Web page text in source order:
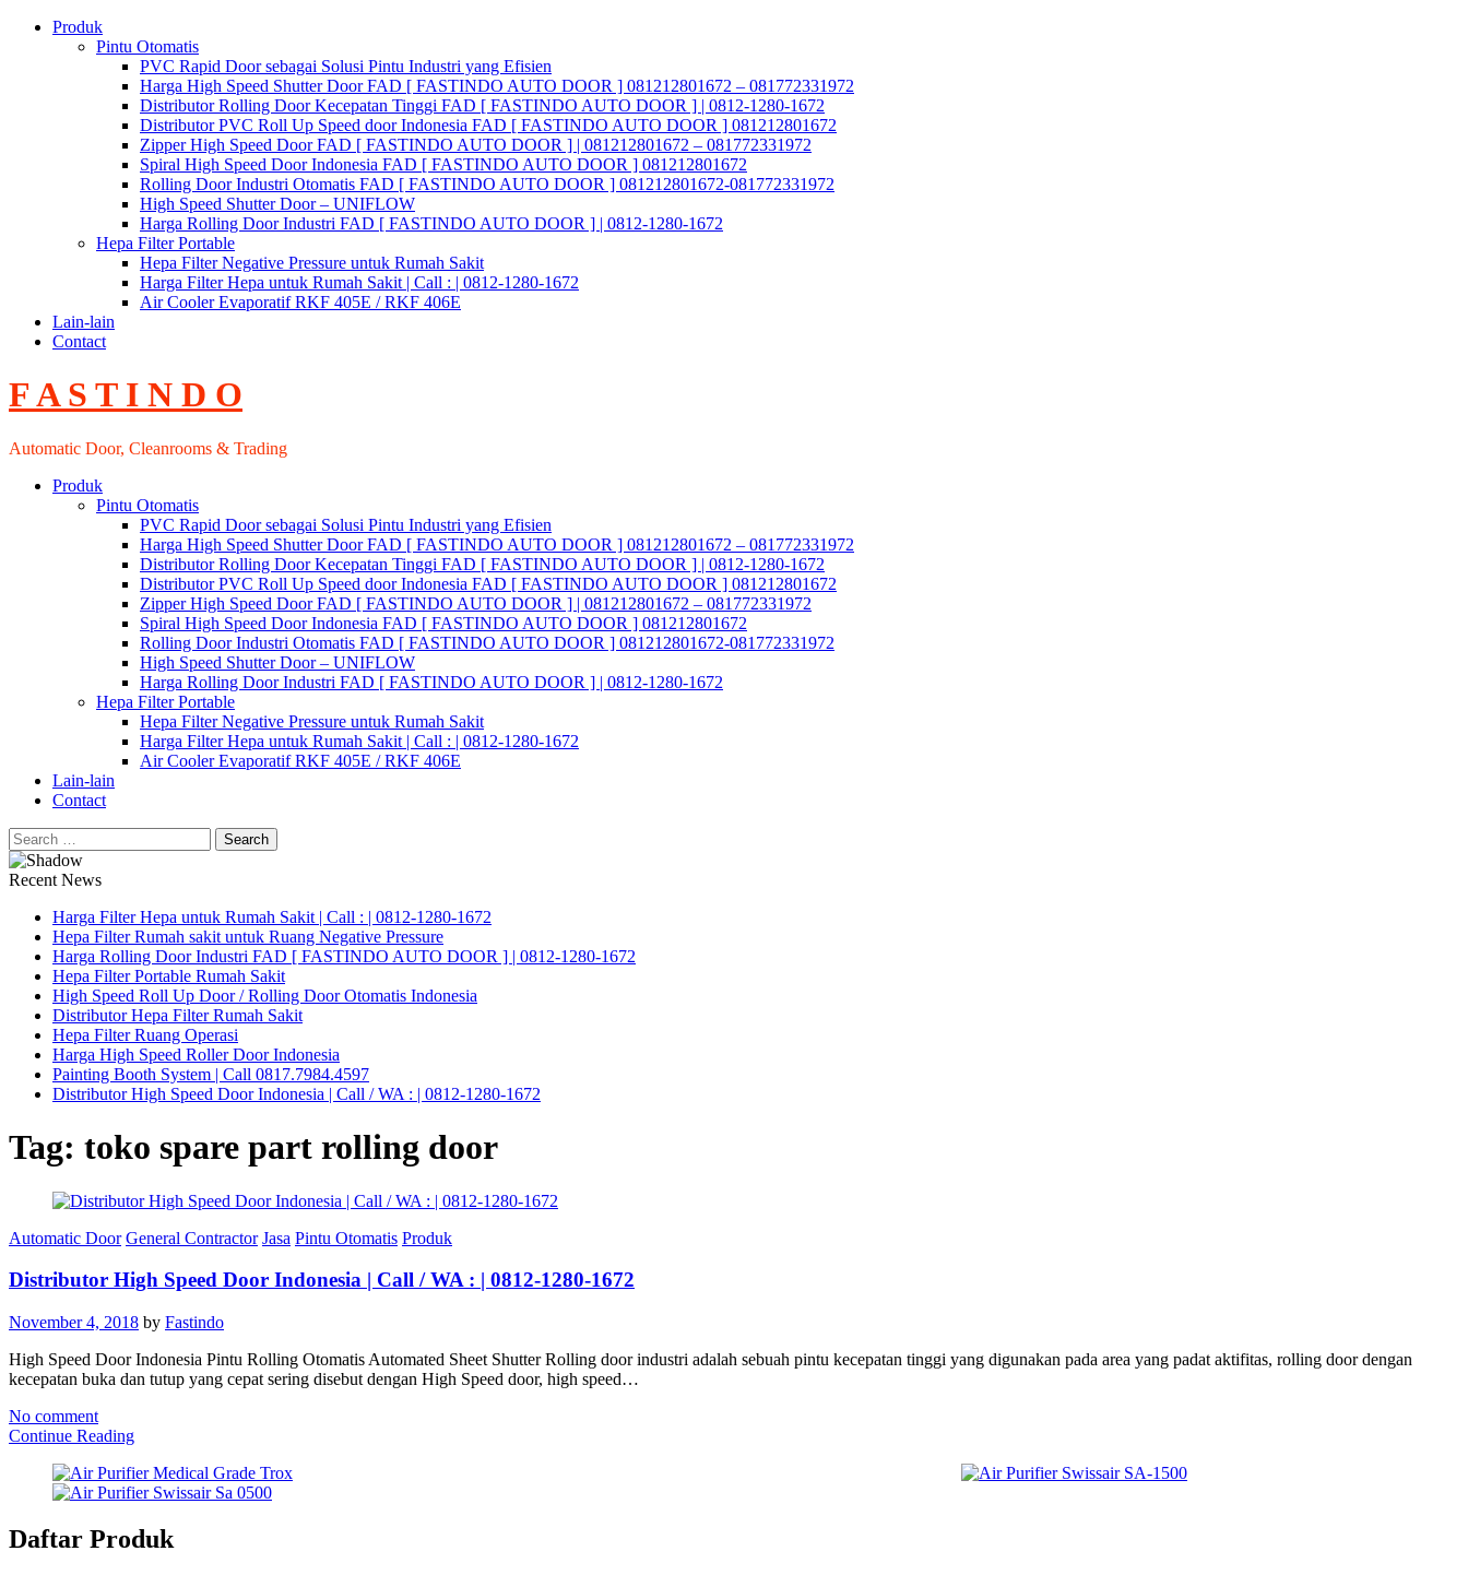
Skip
Produk
Pintu Otomatis
PVC Rapid Door sebagai Solusi Pintu Industri yang Efisien
Harga High Speed Shutter Door FAD [ FASTINDO AUTO DOOR ] 081212801672 – 081772331972
Distributor Rolling Door Kecepatan Tinggi FAD [ FASTINDO AUTO DOOR ] | 0812-1280-1672
Distributor PVC Roll Up Speed door Indonesia FAD [ FASTINDO AUTO DOOR ] 081212801672
Zipper High Speed Door FAD [ FASTINDO AUTO DOOR ] | 081212801672 – 081772331972
Spiral High Speed Door Indonesia FAD [ FASTINDO AUTO DOOR ] 081212801672
Rolling Door Industri Otomatis FAD [ FASTINDO AUTO DOOR ] 081212801672-081772331972
High Speed Shutter Door – UNIFLOW
Harga Rolling Door Industri FAD [ FASTINDO AUTO DOOR ] | 0812-1280-1672
Hepa Filter Portable
Hepa Filter Negative Pressure untuk Rumah Sakit
Harga Filter Hepa untuk Rumah Sakit | Call : | 0812-1280-1672
Air Cooler Evaporatif RKF 405E / RKF 406E
Lain-lain
Contact
F A S T I N D O
Automatic Door, Cleanrooms & Trading
Produk
Pintu Otomatis
PVC Rapid Door sebagai Solusi Pintu Industri yang Efisien
Harga High Speed Shutter Door FAD [ FASTINDO AUTO DOOR ] 081212801672 – 081772331972
Distributor Rolling Door Kecepatan Tinggi FAD [ FASTINDO AUTO DOOR ] | 0812-1280-1672
Distributor PVC Roll Up Speed door Indonesia FAD [ FASTINDO AUTO DOOR ] 081212801672
Zipper High Speed Door FAD [ FASTINDO AUTO DOOR ] | 081212801672 – 081772331972
Spiral High Speed Door Indonesia FAD [ FASTINDO AUTO DOOR ] 081212801672
Rolling Door Industri Otomatis FAD [ FASTINDO AUTO DOOR ] 081212801672-081772331972
High Speed Shutter Door – UNIFLOW
Harga Rolling Door Industri FAD [ FASTINDO AUTO DOOR ] | 0812-1280-1672
Hepa Filter Portable
Hepa Filter Negative Pressure untuk Rumah Sakit
Harga Filter Hepa untuk Rumah Sakit | Call : | 0812-1280-1672
Air Cooler Evaporatif RKF 405E / RKF 406E
Lain-lain
Contact
Search
for:
Recent News
Harga Filter Hepa untuk Rumah Sakit | Call : | 0812-1280-1672
Hepa Filter Rumah sakit untuk Ruang Negative Pressure
Harga Rolling Door Industri FAD [ FASTINDO AUTO DOOR ] | 0812-1280-1672
Hepa Filter Portable Rumah Sakit
High Speed Roll Up Door / Rolling Door Otomatis Indonesia
Distributor Hepa Filter Rumah Sakit
Hepa Filter Ruang Operasi
Harga High Speed Roller Door Indonesia
Painting Booth System | Call 0817.7984.4597
Distributor High Speed Door Indonesia | Call / WA : | 0812-1280-1672
Tag: toko spare part rolling door
Automatic Door General Contractor Jasa Pintu Otomatis Produk
Distributor High Speed Door Indonesia | Call / WA : | 0812-1280-1672
November 4, 2018 by Fastindo
High Speed Door Indonesia Pintu Rolling Otomatis Automated Sheet Shutter Rolling door industri adalah sebuah pintu kecepatan tinggi yang digunakan pada area yang padat aktifitas, rolling door dengan
kecepatan buka dan tutup yang cepat sering disebut dengan High Speed door, high speed…
No comment
Continue Reading
Daftar Produk